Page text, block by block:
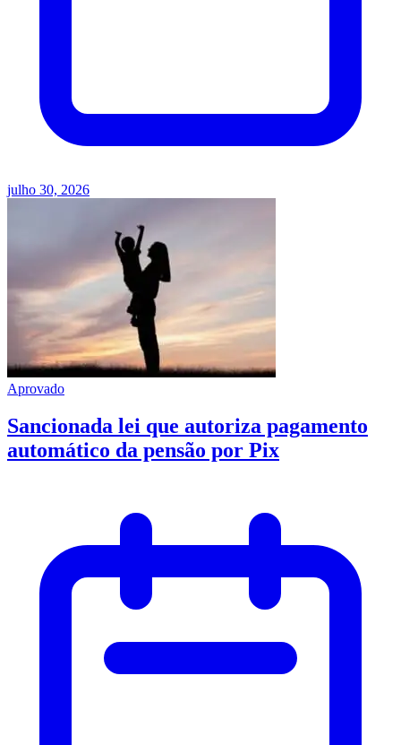
julho 30, 2026
Aprovado
Sancionada lei que autoriza pagamento
automático da pensão por Pix